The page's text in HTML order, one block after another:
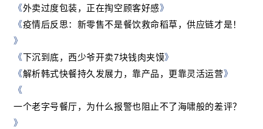
《外卖过度包装，正在掏空顾客好感》
《疫情后反思：新零售不是餐饮救命稻草，供应链才是！
》
《下沉到底，西少爷开卖7块钱肉夹馍》
《解析韩式快餐持久发展力，靠产品，更靠灵活运营》
《
一个老字号餐厅，为什么报警也阻止不了海啸般的差评？
》